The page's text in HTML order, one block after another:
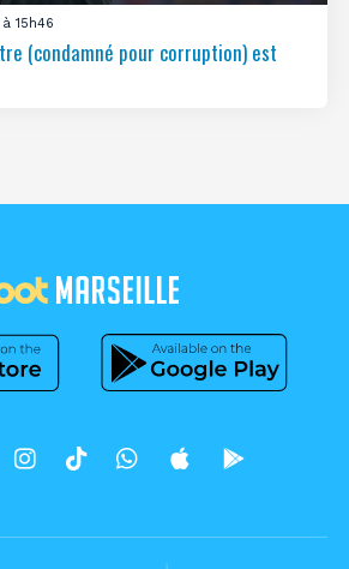
15h46
(condamné pour corruption) est